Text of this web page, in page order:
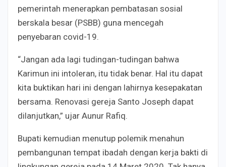
pemerintah menerapkan pembatasan sosial
berskala besar (PSBB) guna mencegah
penyebaran covid-19.
“Jangan ada lagi tudingan-tudingan bahwa
Karimun ini intoleran, itu tidak benar. Hal itu dapat
kita buktikan hari ini dengan lahirnya kesepakatan
bersama. Renovasi gereja Santo Joseph dapat
dilanjutkan,” ujar Aunur Rafiq.
Bupati kemudian menutup polemik menahun
pembangunan tempat ibadah dengan kerja bakti di